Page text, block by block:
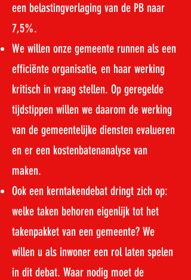
een belastingverlaging van de PB naar
7,5%.
We willen onze gemeente runnen als een
efficiënte organisatie, en haar werking
kritisch in vraag stellen. Op geregelde
tijdstippen willen we daarom de werking
van de gemeentelijke diensten evalueren
en er een kostenbatenanalyse van
maken.
Ook een kerntakendebat dringt zich op:
welke taken behoren eigenlijk tot het
takenpakket van een gemeente? We
willen u als inwoner een rol laten spelen
in dit debat. Waar nodig moet de